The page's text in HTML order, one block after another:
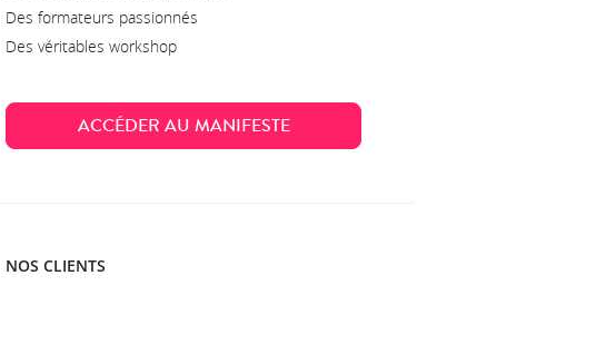
Des formateurs passionnés
Des véritables workshop
ACCÉDER AU MANIFESTE
NOS CLIENTS